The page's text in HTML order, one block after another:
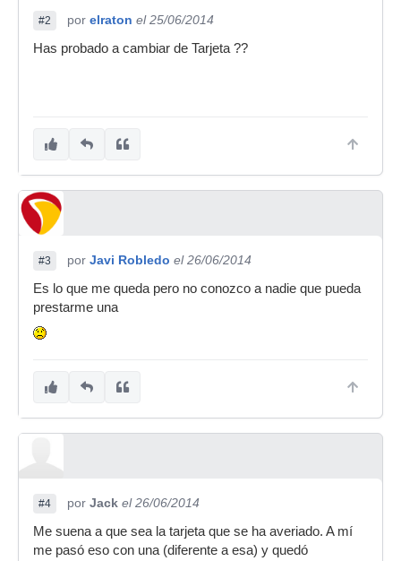
#2 por elraton el 25/06/2014
Has probado a cambiar de Tarjeta ??
#3 por Javi Robledo el 26/06/2014
Es lo que me queda pero no conozco a nadie que pueda
prestarme una
#4 por Jack el 26/06/2014
Me suena a que sea la tarjeta que se ha averiado. A mí
me pasó eso con una (diferente a esa) y quedó